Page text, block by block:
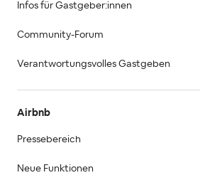
Infos für Gastgeber:innen
Community-Forum
Verantwortungsvolles Gastgeben
Airbnb
Pressebereich
Neue Funktionen